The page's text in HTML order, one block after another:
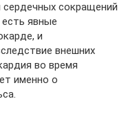
сокращений
явные
и
внешних
во время
именно о